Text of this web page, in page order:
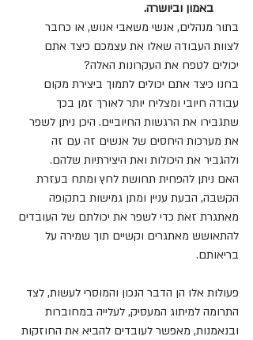
באמון וביושרה.
בתור מנהלים, אנשי משאבי אנוש, או כחבר
לצוות העבודה שאלו את עצמכם כיצד אתם
יכולים לטפח את העקרונות האלה?
בחנו כיצד אתם יכולים לתמוך ביצירת מקום
עבודה חיובי ומצליח יותר לאורך זמן בכך
שתגבירו את הרגשות החיוביים. היכן ניתן לשפר
את מערכות היחסים של אנשים זה עם זה
ולהגביר את היכולות ואת היצירתיות שלהם.
האם ניתן להפחית תחושת לחץ ומתח בעזרת
הקשבה, הבעת עניין ומתן גמישות בתקופה
מאתגרת זאת כדי לשפר את יכולתם של העובדים
להתאושש מאתגרים וקשיים תוך שמירה על
בריאותם.
פעולות אלו הן הדבר הנכון והמוסרי לעשות, לצד
התרומה למיתוג המעסיק, לעלייה במחוברות
ובנאמנות, מאפשר לעובדים להביא את החוזקות